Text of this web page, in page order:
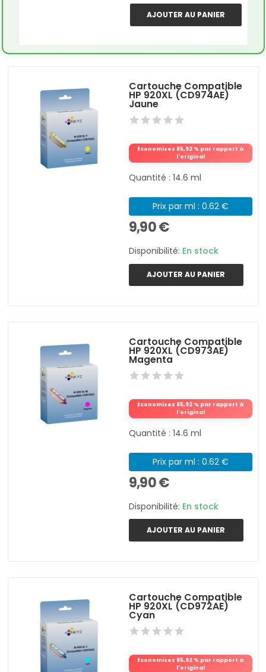
AJOUTER AU PANIER
Cartouche Compatible
HP 920XL (CD974AE)
Jaune
Économisez 85,92 % par rapport à
l'original
Quantité : 14.6 ml
Prix par ml : 0.62 €
9,90 €
Disponibilité: En stock
AJOUTER AU PANIER
Cartouche Compatible
HP 920XL (CD973AE)
Magenta
Économisez 85,92 % par rapport à
l'original
Quantité : 14.6 ml
Prix par ml : 0.62 €
9,90 €
Disponibilité: En stock
AJOUTER AU PANIER
Cartouche Compatible
HP 920XL (CD972AE)
Cyan
Économisez 85,92 % par rapport à
l'original